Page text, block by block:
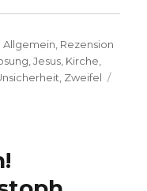
Kategorien
Allgemein Rezension
,Jesus Kirche
Zweifel